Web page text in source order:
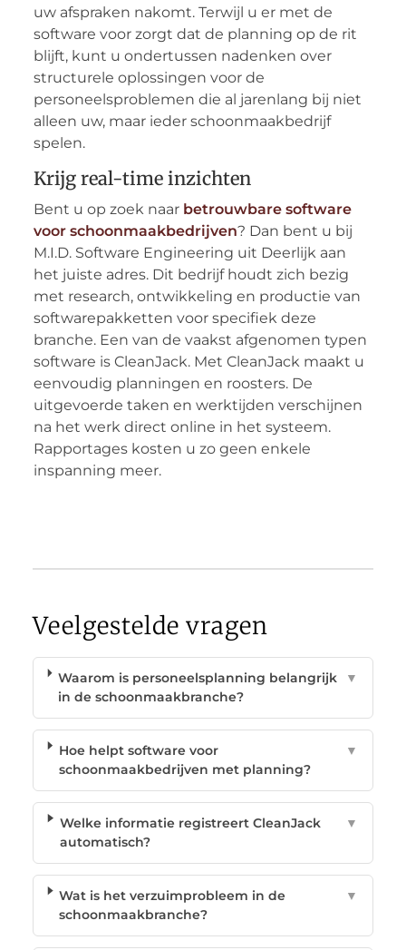
uw afspraken nakomt. Terwijl u er met de
software voor zorgt dat de planning op de rit
blijft, kunt u ondertussen nadenken over
structurele oplossingen voor de
personeelsproblemen die al jarenlang bij niet
alleen uw, maar ieder schoonmaakbedrijf
spelen.
Krijg real-time inzichten
Bent u op zoek naar betrouwbare software
voor schoonmaakbedrijven? Dan bent u bij
M.I.D. Software Engineering uit Deerlijk aan
het juiste adres. Dit bedrijf houdt zich bezig
met research, ontwikkeling en productie van
softwarepakketten voor specifiek deze
branche. Een van de vaakst afgenomen typen
software is CleanJack. Met CleanJack maakt u
eenvoudig planningen en roosters. De
uitgevoerde taken en werktijden verschijnen
na het werk direct online in het systeem.
Rapportages kosten u zo geen enkele
inspanning meer.
Veelgestelde vragen
Waarom is personeelsplanning belangrijk
in de schoonmaakbranche?
▼
Hoe helpt software voor
schoonmaakbedrijven met planning?
▼
Welke informatie registreert CleanJack
automatisch?
▼
Wat is het verzuimprobleem in de
schoonmaakbranche?
▼